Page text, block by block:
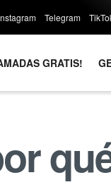
Telegram
GRATIS!